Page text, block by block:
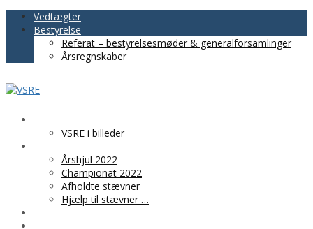
Vedtægter
Bestyrelse
Referat – bestyrelsesmøder & generalforsamlinger
Årsregnskaber
VSRE i billeder
Årshjul 2022
Championat 2022
Afholdte stævner
Hjælp til stævner …